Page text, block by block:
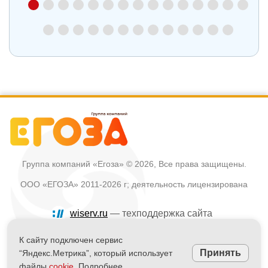
Группа компаний «Егоза» © 2026, Все права защищены.
ООО «ЕГОЗА» 2011-2026 г; деятельность лицензирована
wiserv.ru — техподдержка сайта
Политика в отношении обработки персональных данных
Информация на сайте не является публичной офертой
К сайту подключен сервис
“Яндекс.Метрика”, который использует
Принять